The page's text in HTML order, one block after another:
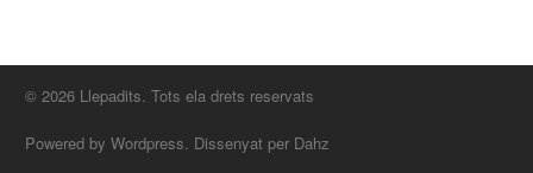
© 2026 Llepadits. Tots ela drets reservats
Powered by Wordpress. Dissenyat per Dahz